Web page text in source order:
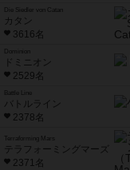
Die Siedler von Catan
カタン
3616名
ドミニオン
2529名
Battle Line
バトルライン
2378名
Terraforming Mars
テラフォーミングマーズ
2371名